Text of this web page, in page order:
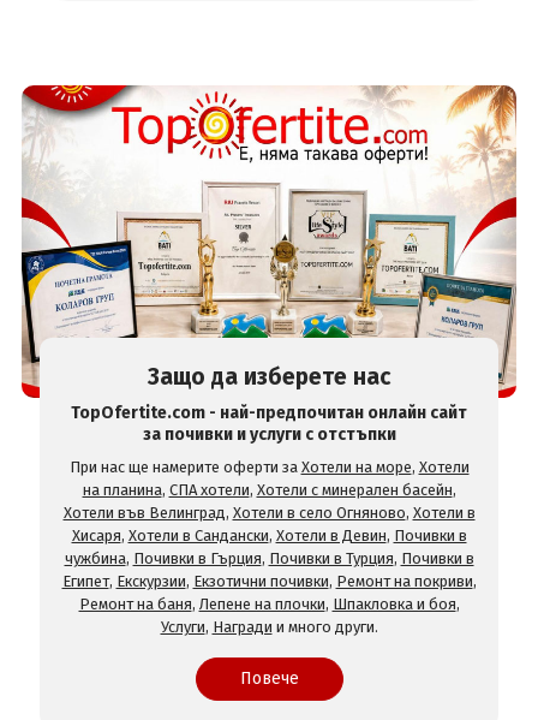
Защо да изберете нас
TopOfertite.com - най-предпочитан онлайн сайт
за почивки и услуги с отстъпки
При нас ще намерите оферти за Хотели на море, Хотели
на планина, СПА хотели, Хотели с минерален басейн,
Хотели във Велинград, Хотели в село Огняново, Хотели в
Хисаря, Хотели в Сандански, Хотели в Девин, Почивки в
чужбина, Почивки в Гърция, Почивки в Турция, Почивки в
Египет, Екскурзии, Екзотични почивки, Ремонт на покриви,
Ремонт на баня, Лепене на плочки, Шпакловка и боя,
Услуги, Награди и много други.
Повече